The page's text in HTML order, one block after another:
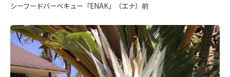
シーフードバーベキュー「ENAK」（エナ）前